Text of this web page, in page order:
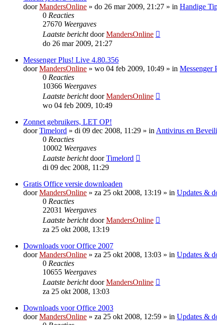
doorMandersOnline » do 26 mar 2009, 21:27 » in Handige
0 Reacties
27670 Weergaves
Laatste berichtdoorMandersOnline
do 26 mar 2009, 21:27
Messenger Plus! Live 4.80.356
doorMandersOnline » wo 04 feb 2009, 10:49 » in Messenger
0 Reacties
10366 Weergaves
Laatste berichtdoorMandersOnline
wo 04 feb 2009, 10:49
Zonnet gebruikers, LET OP!
doorTimelord » di 09 dec 2008, 11:29 » in Antivirus en
0 Reacties
10002 Weergaves
Laatste berichtdoorTimelord
di 09 dec 2008, 11:29
Gratis Office versie downloaden
doorMandersOnline » za 25 okt 2008, 13:19 » in Updates &
0 Reacties
22031 Weergaves
Laatste berichtdoorMandersOnline
za 25 okt 2008, 13:19
Downloads voor Office 2007
doorMandersOnline » za 25 okt 2008, 13:03 » in Updates &
0 Reacties
10655 Weergaves
Laatste berichtdoorMandersOnline
za 25 okt 2008, 13:03
Downloads voor Office 2003
doorMandersOnline » za 25 okt 2008, 12:59 » in Updates &